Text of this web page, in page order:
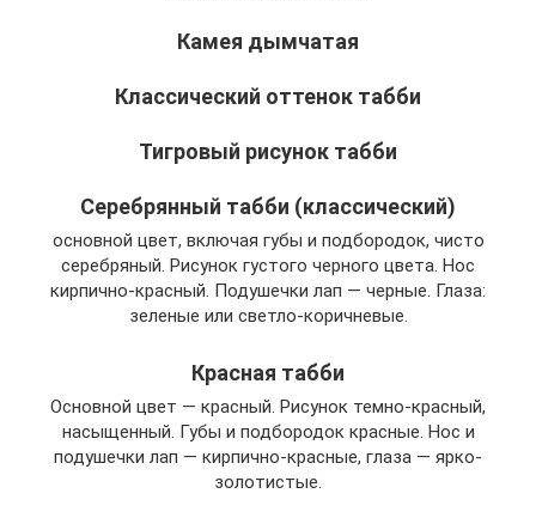
Камея дымчатая
Классический оттенок табби
Тигровый рисунок табби
Серебрянный табби (классический)
основной цвет, включая губы и подбородок, чисто
серебряный. Рисунок густого черного цвета. Нос
кирпично-красный. Подушечки лап — черные. Глаза:
зеленые или светло-коричневые.
Красная табби
Основной цвет — красный. Рисунок темно-красный,
насыщенный. Губы и подбородок красные. Нос и
подушечки лап — кирпично-красные, глаза — ярко-
золотистые.